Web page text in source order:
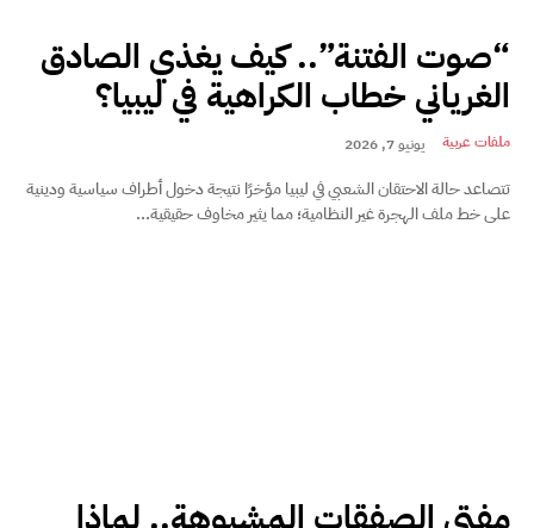
“صوت الفتنة”.. كيف يغذي الصادق
الغرياني خطاب الكراهية في ليبيا؟
ملفات عربية يونيو 7, 2026
تتصاعد حالة الاحتقان الشعبي في ليبيا مؤخرًا نتيجة دخول أطراف سياسية ودينية
على خط ملف الهجرة غير النظامية؛ مما يثير مخاوف حقيقية...